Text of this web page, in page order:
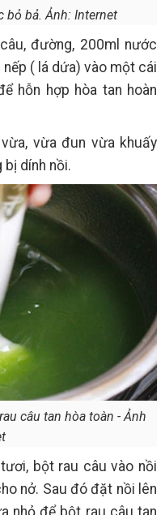
bỏ bả. Ảnh: Internet
đường, 200ml nước
( lá dứa) vào một cái
hỗn hợp hòa tan hoàn
vừa đun vừa khuấy
dính nồi.
câu tan hòa toàn - Ảnh
bột rau câu vào nồi
nở. Sau đó đặt nồi lên
nhỏ để bột rau câu tan